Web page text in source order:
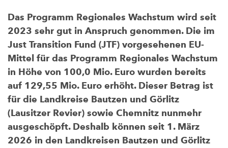
Das Programm Regionales Wachstum wird seit
2023 sehr gut in Anspruch genommen. Die im
Just Transition Fund (JTF) vorgesehenen EU-
Mittel für das Programm Regionales Wachstum
in Höhe von 100,0 Mio. Euro wurden bereits
auf 129,55 Mio. Euro erhöht. Dieser Betrag ist
für die Landkreise Bautzen und Görlitz
(Lausitzer Revier) sowie Chemnitz nunmehr
ausgeschöpft. Deshalb können seit 1. März
2026 in den Landkreisen Bautzen und Görlitz